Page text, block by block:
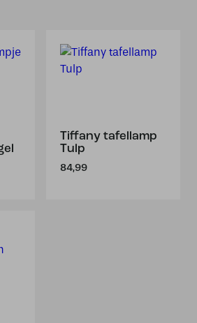
Tiffany tafellamp
Tulp
84,99